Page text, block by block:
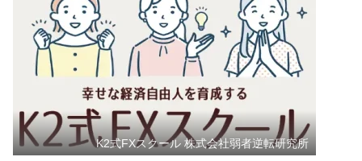
K2式FXスクール 株式会社弱者逆転研究所